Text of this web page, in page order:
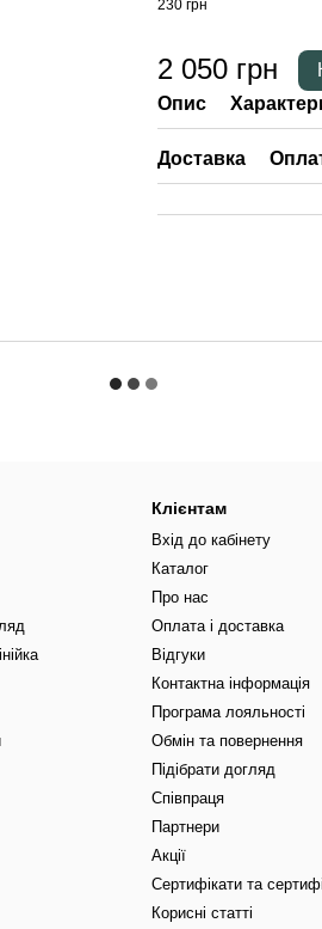
230 грн
2 050 грн
Опис
Доставка
Клієнтам
Вхід до кабінету
Каталог
Про нас
Оплата і доставка
Відгуки
Контактна інформація
Програма лояльності
Обмін та повернення
Підібрати догляд
Співпраця
Партнери
Акції
Сертифікати та
Корисні статті